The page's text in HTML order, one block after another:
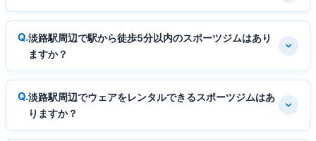
淡路駅周辺で駅から徒歩5分以内のスポーツジムはあり
ますか？
淡路駅周辺でウェアをレンタルできるスポーツジムはあ
りますか？